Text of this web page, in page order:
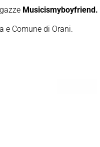
Musicismyboyfriend.
e Comune di Orani.